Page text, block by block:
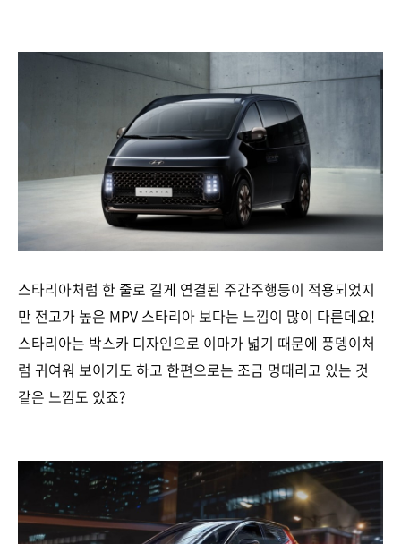
스타리아처럼 한 줄로 길게 연결된 주간주행등이 적용되었지
만 전고가 높은 MPV 스타리아 보다는 느낌이 많이 다른데요!
스타리아는 박스카 디자인으로 이마가 넓기 때문에 풍뎅이처
럼 귀여워 보이기도 하고 한편으로는 조금 멍때리고 있는 것
같은 느낌도 있죠?